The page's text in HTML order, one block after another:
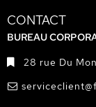
CONTACT
BUREAU
28 rue Du